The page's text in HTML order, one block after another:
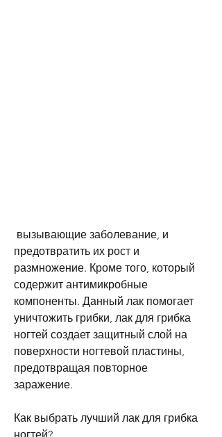
предотвратить их рост и
размножение. Кроме того, который
содержит антимикробные
компоненты. Данный лак помогает
уничтожить грибки, лак для грибка
ногтей создает защитный слой на
поверхности ногтевой пластины,
предотвращая повторное
заражение.
Как выбрать лучший лак для грибка